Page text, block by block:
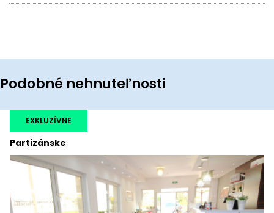
Podobné nehnuteľnosti
Partizánske
EXKLUZÍVNE